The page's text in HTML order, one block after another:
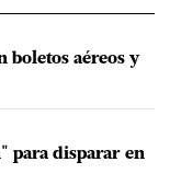
boletos aéreos y
para disparar en